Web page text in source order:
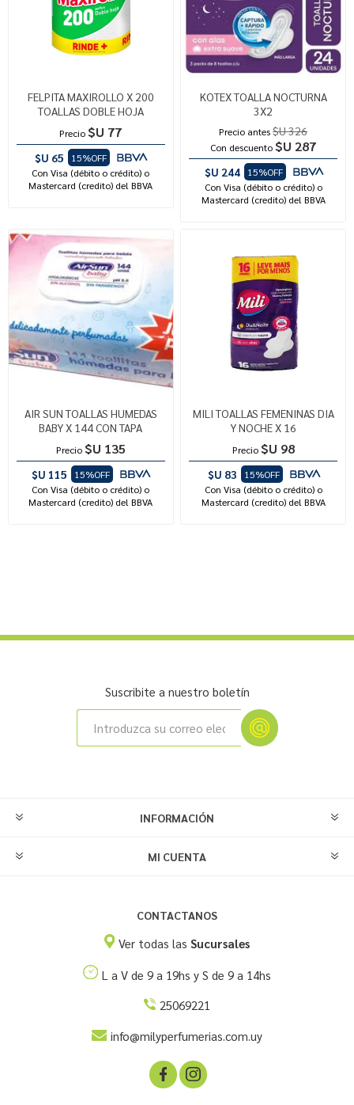
FELPITA MAXIROLLO X 200
TOALLAS DOBLE HOJA
Precio $U 77
$U 65
15%OFF
Con Visa (débito o crédito) o
Mastercard (credito) del BBVA
KOTEX TOALLA NOCTURNA
3X2
Precio antes$U 326
Con descuento $U 287
$U 244
15%OFF
Con Visa (débito o crédito) o
Mastercard (credito) del BBVA
AIR SUN TOALLAS HUMEDAS
BABY X 144 CON TAPA
Precio $U 135
$U 115
15%OFF
Con Visa (débito o crédito) o
Mastercard (credito) del BBVA
MILI TOALLAS FEMENINAS DIA
Y NOCHE X 16
Precio $U 98
$U 83
15%OFF
Con Visa (débito o crédito) o
Mastercard (credito) del BBVA
Suscribite a nuestro boletín
INFORMACIÓN
MI CUENTA
CONTACTANOS
Ver todas las Sucursales
L a V de 9 a 19hs y S de 9 a 14hs
25069221
info@milyperfumerias.com.uy